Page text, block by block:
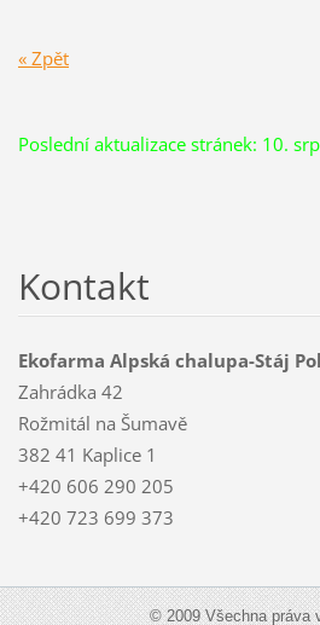
« Zpět
Poslední aktualizace stránek: 10.
Kontakt
Ekofarma Alpská chalupa-Stáj
Zahrádka 42
Rožmitál na Šumavě
382 41 Kaplice 1
+420 606 290 205
+420 723 699 373
© 2009 Všechna práva